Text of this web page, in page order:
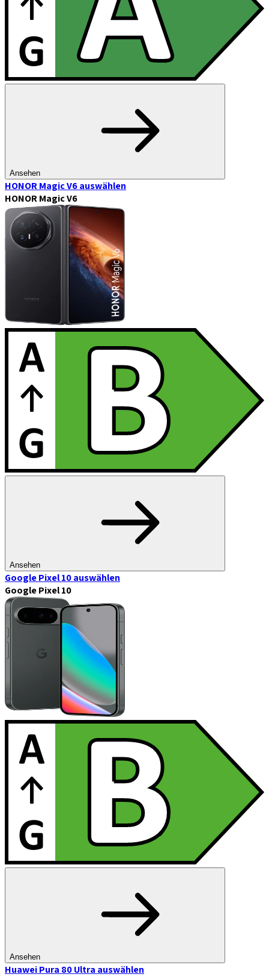
Ansehen
HONOR Magic V6auswählen
HONOR Magic V6
Ansehen
Google Pixel 10auswählen
Google Pixel 10
Ansehen
Huawei Pura 80 Ultra auswählen